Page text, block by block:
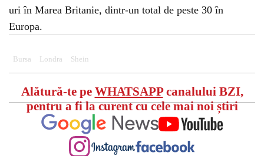
uri în Marea Britanie, dintr-un total de peste 30 în
Europa.
Bursa Londra Shein
Alătură-te pe WHATSAPPcanalului BZI,
pentru a fi la curent cu cele mai noi știri